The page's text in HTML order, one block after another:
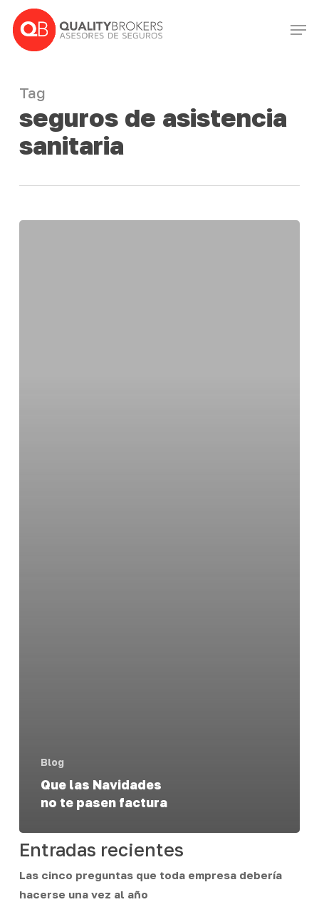
main
Tag
seguros de asistencia
sanitaria
Blog
Que las Navidades
no te pasen factura
Entradas recientes
Las cinco preguntas que toda empresa debería
hacerse una vez al año